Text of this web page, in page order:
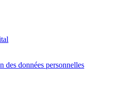
des données personnelles